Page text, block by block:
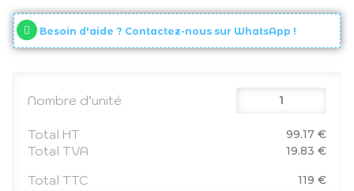
Besoin d'aide ? Contactez-nous sur WhatsApp !
Nombre d’unité
Total HT 99.17 €
Total TVA 19.83 €
Total TTC 119 €